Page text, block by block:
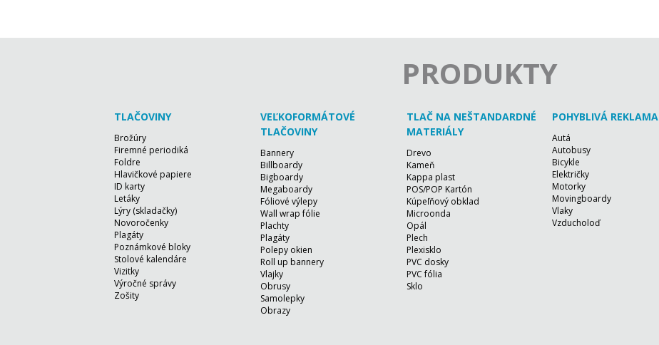
PRODUKTY
TLAČOVINY
Brožúry
Firemné periodiká
Foldre
Hlavičkové papiere
ID karty
Letáky
Lýry (skladačky)
Novoročenky
Plagáty
Poznámkové bloky
Stolové kalendáre
Vizitky
Výročné správy
Zošity
VEĽKOFORMÁTOVÉ
TLAČOVINY
Bannery
Billboardy
Bigboardy
Megaboardy
Fóliové výlepy
Wall wrap fólie
Plachty
Plagáty
Polepy okien
Roll up bannery
Vlajky
Obrusy
Samolepky
Obrazy
TLAČ NA NEŠTANDARDNÉ
MATERIÁLY
Drevo
Kameň
Kappa plast
POS/POP Kartón
Kúpeľňový obklad
Microonda
Opál
Plech
Plexisklo
PVC dosky
PVC fólia
Sklo
POHYBLIVÁ REKLAMA
Autá
Autobusy
Bicykle
Električky
Motorky
Movingboardy
Vlaky
Vzducholoď